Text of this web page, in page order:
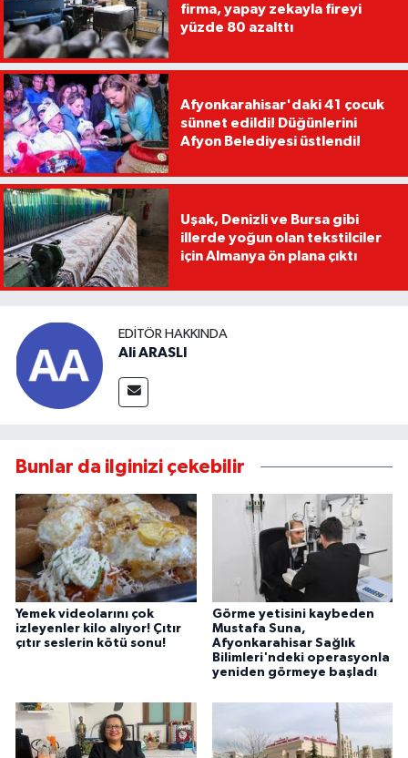
firma, yapay zekayla fireyi
yüzde 80 azalttı
Afyonkarahisar'daki 41 çocuk
sünnet edildi! Düğünlerini
Afyon Belediyesi üstlendi!
Uşak, Denizli ve Bursa gibi
illerde yoğun olan tekstilciler
için Almanya ön plana çıktı
EDITÖR HAKKINDA
Ali ARASLI
Bunlar da ilginizi çekebilir
Yemek videolarını çok
izleyenler kilo alıyor! Çıtır
çıtır seslerin kötü sonu!
Görme yetisini kaybeden
Mustafa Suna,
Afyonkarahisar Sağlık
Bilimleri'ndeki operasyonla
yeniden görmeye başladı